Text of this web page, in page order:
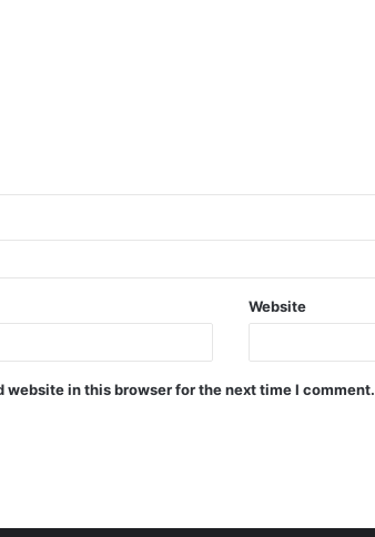
Website
website in this browser for the next time I comment.